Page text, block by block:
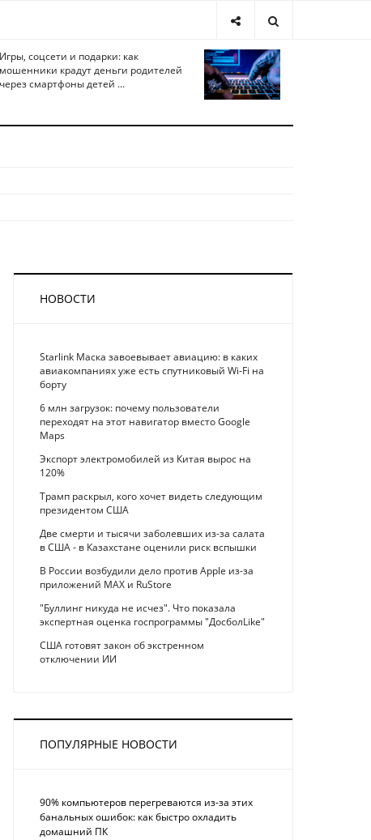
Игры, соцсети и подарки: как
мошенники крадут деньги родителей
через смартфоны детей ...
НОВОСТИ
Starlink Маска завоевывает авиацию: в каких
авиакомпаниях уже есть спутниковый Wi-Fi на
борту
6 млн загрузок: почему пользователи
переходят на этот навигатор вместо Google
Maps
Экспорт электромобилей из Китая вырос на
120%
Трамп раскрыл, кого хочет видеть следующим
президентом США
Две смерти и тысячи заболевших из-за салата
в США - в Казахстане оценили риск вспышки
В России возбудили дело против Apple из-за
приложений MAX и RuStore
"Буллинг никуда не исчез". Что показала
экспертная оценка госпрограммы "ДосболLike"
США готовят закон об экстренном
отключении ИИ
ПОПУЛЯРНЫЕ НОВОСТИ
90% компьютеров перегреваются из-за этих
банальных ошибок: как быстро охладить
домашний ПК